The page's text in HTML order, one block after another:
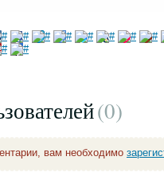
(0)
вам необходимо